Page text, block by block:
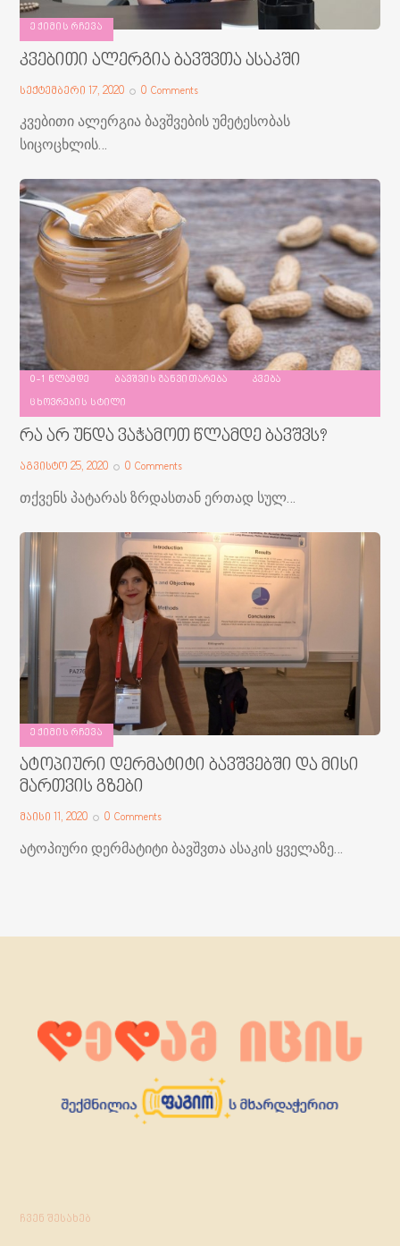
ᲔᲥᲘᲛᲘᲡ ᲠᲩᲔᲕᲐ
კვებითი ალერგია ბავშვთა ასაკში
სექტემბერი 17, 2020 0 Comments
კვებითი ალერგია ბავშვების უმეტესობას
სიცოცხლის…
0-1 ᲬᲚᲐᲛᲓᲔ ᲑᲐᲕᲨᲕᲘᲡ ᲒᲐᲜᲕᲘᲗᲐᲠᲔᲑᲐ
ᲙᲕᲔᲑᲐ
ᲪᲮᲝᲕᲠᲔᲑᲘᲡ ᲡᲢᲘᲚᲘ
რა არ უნდა ვაჭამოთ წლამდე ბავშვს?
აგვისტო 25, 2020 0 Comments
თქვენს პატარას ზრდასთან ერთად სულ…
ᲔᲥᲘᲛᲘᲡ ᲠᲩᲔᲕᲐ
ატოპიური დერმატიტი ბავშვებში და მისი
მართვის გზები
მაისი 11, 2020 0 Comments
ატოპიური დერმატიტი ბავშვთა ასაკის ყველაზე…
ჩვენ შესახებ